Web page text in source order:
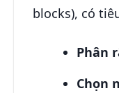
blocks), có
Phân
Chọn